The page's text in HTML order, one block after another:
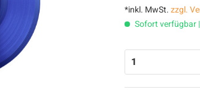
*inkl. MwSt.zzgl.
Sofort verfügbar